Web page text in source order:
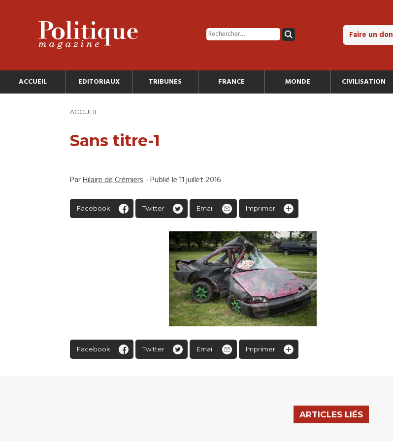
Faire un don
ACCUEIL EDITORIAUX TRIBUNES FRANCE MONDE CIVILISATION
ACCUEIL
Sans titre-1
ParHilaire de Crémiers- Publié le 11 juillet 2016
Facebook Twitter Email Imprimer
Facebook Twitter Email Imprimer
ARTICLES LIÉS